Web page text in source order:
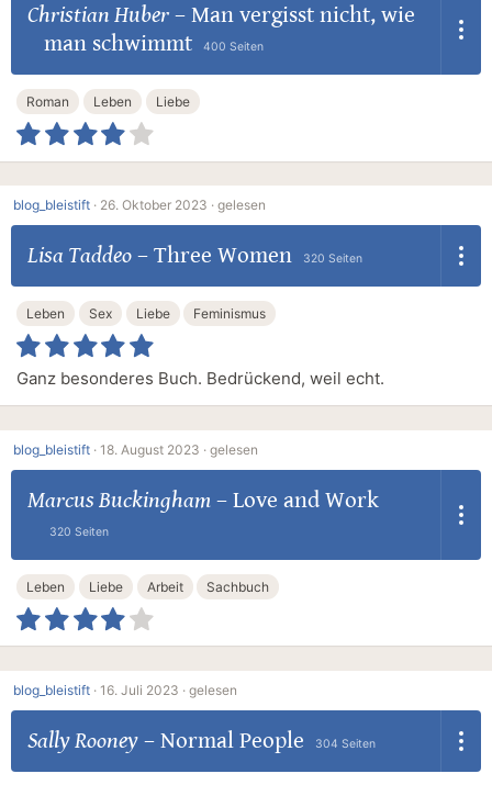
Christian Huber– Man vergisst nicht, wie
man schwimmt
400 Seiten
Roman Leben Liebe
blog_bleistift · 26. Oktober 2023 · gelesen
Lisa Taddeo– Three Women 320 Seiten
Leben Sex Liebe Feminismus
Ganz besonderes Buch. Bedrückend, weil echt.
blog_bleistift · 18. August 2023 · gelesen
Marcus Buckingham– Love and Work
320 Seiten
Leben Liebe Arbeit Sachbuch
blog_bleistift · 16. Juli 2023 · gelesen
Sally Rooney– Normal People 304 Seiten